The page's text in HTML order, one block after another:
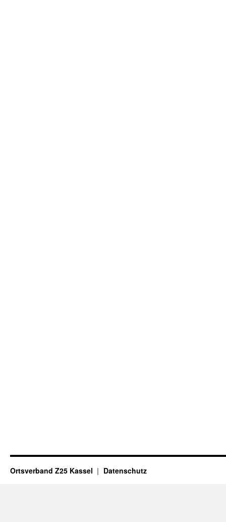
Ortsverband Z25 Kassel Datenschutz